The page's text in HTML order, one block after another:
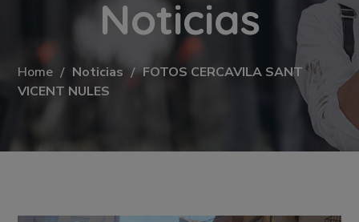
Noticias
Home Noticias
FOTOS CERCAVILA SANT
VICENT NULES